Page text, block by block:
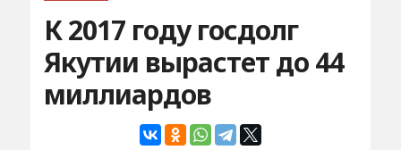
К 2017 году госдолг
Якутии вырастет до 44
миллиардов